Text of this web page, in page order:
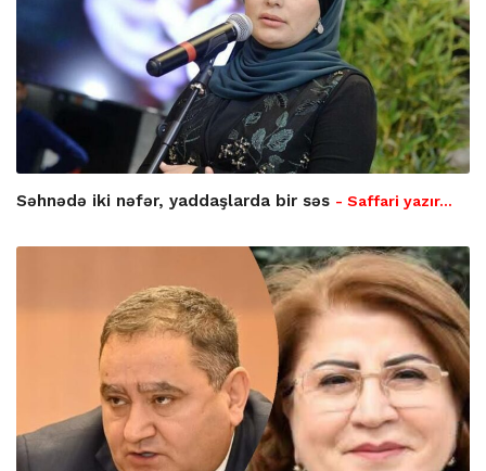
Səhnədə iki nəfər, yaddaşlarda bir səs - Saffari yazır…